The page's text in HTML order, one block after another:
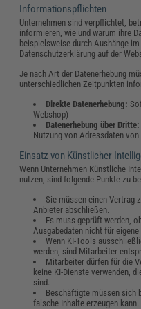
Informationspflichten
Unternehmen sind verpflichtet,
informieren, wie und warum ihre
beispielsweise durch Aushänge
Datenschutzerklärung auf der
Je nach Art der Datenerhebung
unterschiedlichen Zeitpunkten
Direkte Datenerhebung:
Webshop)
Datenerhebung über Dritte:
Nutzung von Adressdaten
Einsatz von Künstlicher
Wenn Unternehmen Künstliche
nutzen, sind folgende Punkte zu
Sie müssen einen Vertrag
Anbieter abschließen.
Es muss geprüft werden,
Ausgabedaten nicht für
Wenn KI-Tools
werden, sind Mitarbeiter
Mitarbeiter dürfen für die
keine KI-Dienste verwenden,
sind.
Beschäftigte müssen sich
falsche Inhalte erzeugen kann.